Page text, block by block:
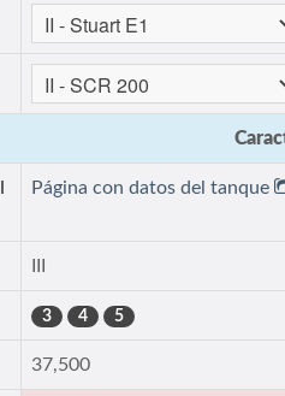
Página con datos del tanque
3 4 5
37,500